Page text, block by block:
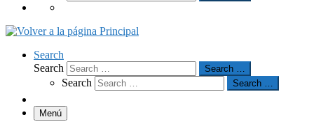
Search
Search
Search …
Search Search …
Menú